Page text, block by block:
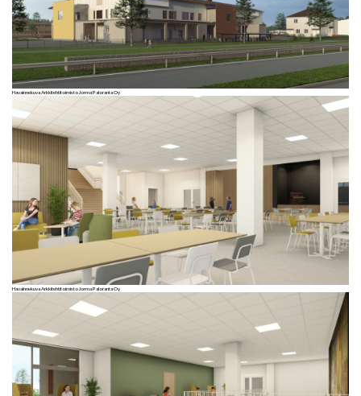
Havainnekuva Arkkitehtitoimisto Jorma Paloranta Oy
Havainnekuva Arkkitehtitoimisto Jorma Paloranta Oy